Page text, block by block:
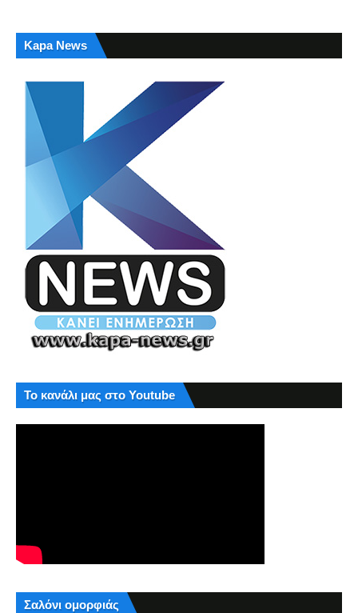
Kapa News
Το κανάλι μας στο Youtube
Σαλόνι ομορφιάς